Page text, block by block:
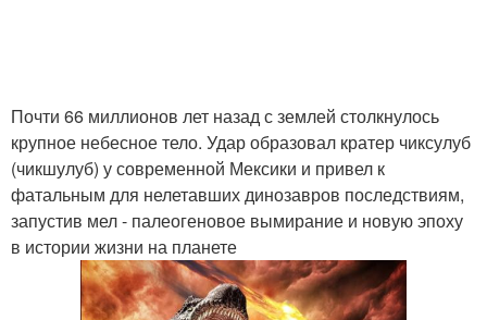
Почти 66 миллионов лет назад с землей столкнулось
крупное небесное тело. Удар образовал кратер чиксулуб
(чикшулуб) у современной Мексики и привел к
фатальным для нелетавших динозавров последствиям,
запустив мел - палеогеновое вымирание и новую эпоху
в истории жизни на планете